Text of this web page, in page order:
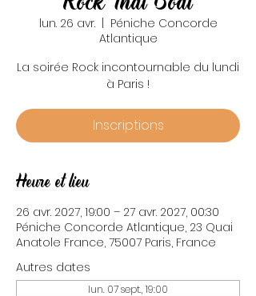
lun. 26 avr.
  |
Péniche Concorde
Atlantique
La soirée Rock incontournable du lundi
à Paris !
Inscriptions
Heure et lieu
26 avr. 2027, 19:00 – 27 avr. 2027, 00:30
Péniche Concorde Atlantique, 23 Quai
Anatole France, 75007 Paris, France
Autres dates
lun. 07 sept., 19:00